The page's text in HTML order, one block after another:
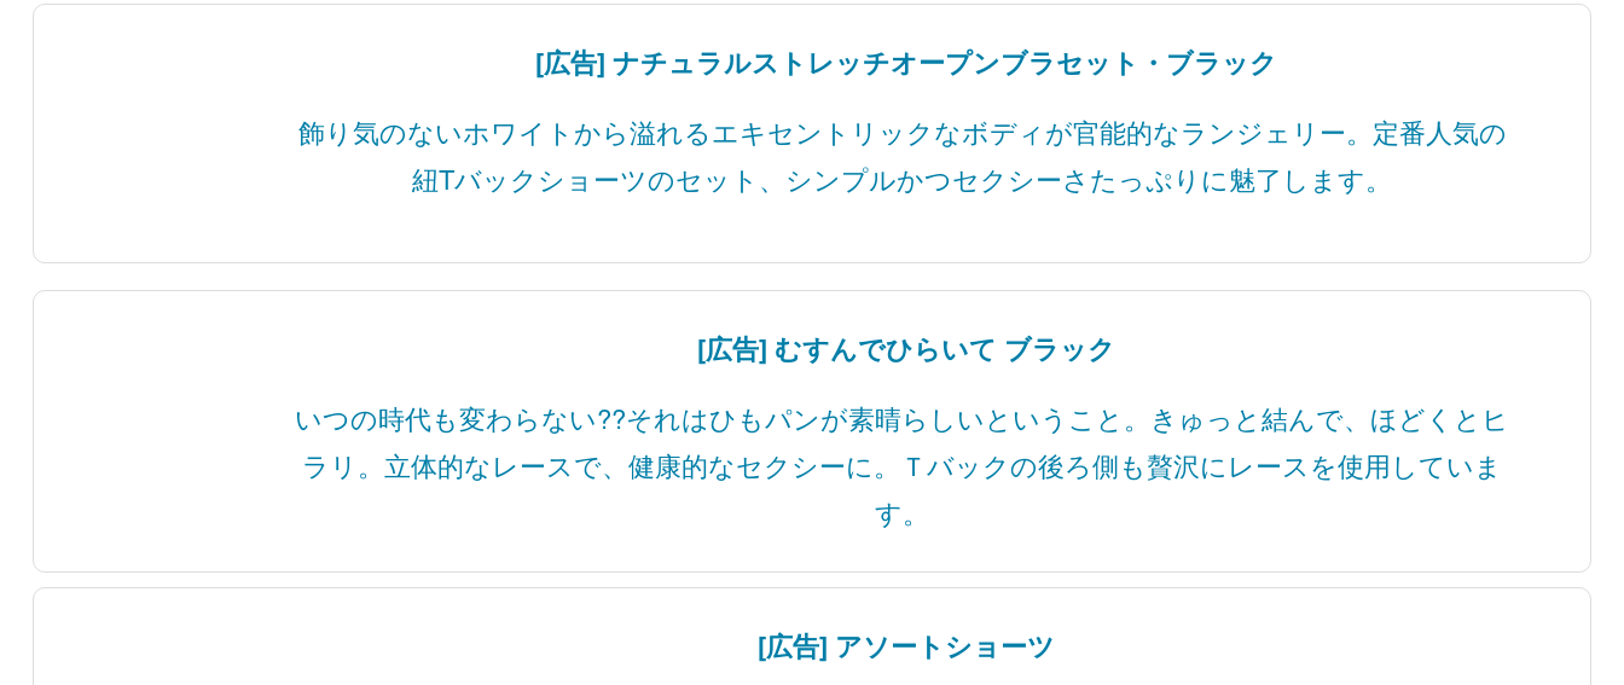
[広告] ナチュラルストレッチオープンブラセット・ブラック
飾り気のないホワイトから溢れるエキセントリックなボディが官能的なランジェリー。定番人気の
紐Tバックショーツのセット、シンプルかつセクシーさたっぷりに魅了します。
[広告] むすんでひらいて ブラック
いつの時代も変わらない??それはひもパンが素晴らしいということ。きゅっと結んで、ほどくとヒ
ラリ。立体的なレースで、健康的なセクシーに。Ｔバックの後ろ側も贅沢にレースを使用していま
す。
[広告] アソートショーツ